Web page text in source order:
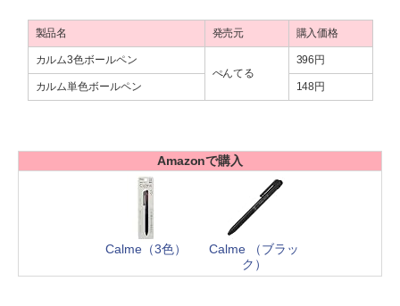
製品名 発売元 購入価格
カルム3色ボールペン
ぺんてる
396円
カルム単色ボールペン 148円
Amazonで購入
Calme（3色）
Calme （ブラッ
ク）